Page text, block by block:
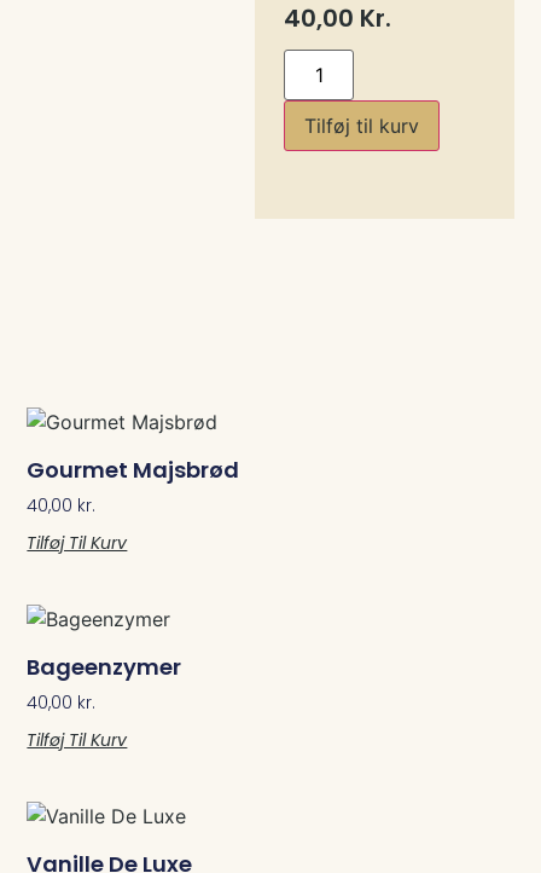
40,00 Kr.
Tilføj til kurv
Gourmet Majsbrød
40,00 kr.
Tilføj Til Kurv
Bageenzymer
40,00 kr.
Tilføj Til Kurv
Vanille De Luxe